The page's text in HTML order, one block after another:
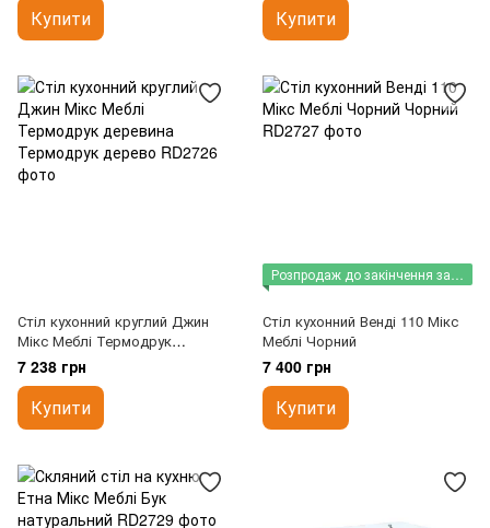
Купити Купити
Стіл кухонний круглий Джин
Мікс Меблі Термодрук
деревина
7 238 грн
Купити
Розпродаж до закінчення залишків
Стіл кухонний Венді 110 Мікс
Меблі Чорний
7 400 грн
Купити